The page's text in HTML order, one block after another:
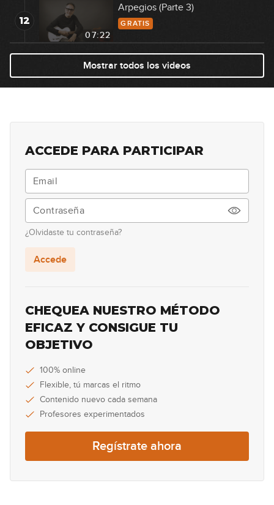
12
07:22
Arpegios (Parte 3)
GRATIS
12:15
Acordes sus2 y sus4 abiertos
14
16
18
06:20
Acordes 7sus4
09:28
20
10:23
Acordes Maj7 abiertos
21
Mostrar todos los videos
ACCEDE PARA PARTICIPAR
¿Olvidaste tu contraseña?
Accede
CHEQUEA NUESTRO MÉTODO
EFICAZ Y CONSIGUE TU
OBJETIVO
100% online
Flexible, tú marcas el ritmo
Contenido nuevo cada semana
Profesores experimentados
Regístrate ahora